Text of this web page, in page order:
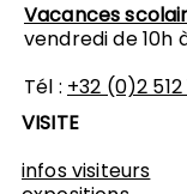
Vacances
vendredi de 10h
Tél : +32 (0)2 512
VISITE
infos visiteurs